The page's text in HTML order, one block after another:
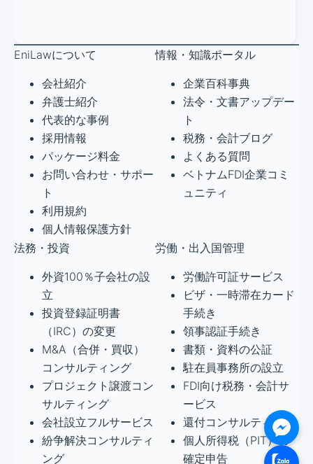
EniLawについて
会社紹介
弁護士紹介
代表的な事例
採用情報
パッケージ料金
お問い合わせ・サポー
ト
利用規約
個人情報保護方針
情報・知識ポータル
企業百科事典
法令・文書アップデー
ト
税務・会計ブログ
よくある質問
ベトナムFDI企業コミ
ュニティ
法務・投資
外資100％子会社の設
立
投資登録証明書
（IRC）の変更
M&A（合併・買収）
コンサルティング
プロジェクト譲渡コン
サルティング
会社設立フルサービス
紛争解決コンサルティ
ング
労働・出入国管理
労働許可証サービス
ビザ・一時滞在カード
手続き
領事認証手続き
書類・資料の公証
駐在員事務所の設立
FDI向け税務・会計サ
ービス
還付コンサルティング
個人所得税（PIT）の
確定申告